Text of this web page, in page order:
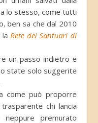
lo stesso, come tutti
ben sa che dal 2010
laRete dei Santuari di
un passo indietro e
state solo suggerite
come può proporre
chi lancia
premurato